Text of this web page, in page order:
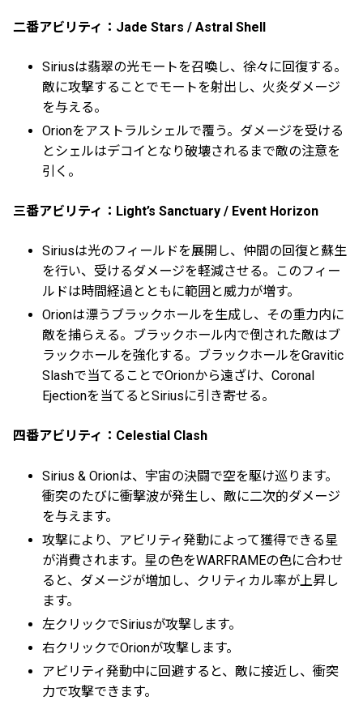
二番アビリティ：Jade Stars / Astral Shell
Siriusは翡翠の光モートを召喚し、徐々に回復する。
敵に攻撃することでモートを射出し、火炎ダメージ
を与える。
Orionをアストラルシェルで覆う。ダメージを受ける
とシェルはデコイとなり破壊されるまで敵の注意を
引く。
三番アビリティ：Light’s Sanctuary / Event Horizon
Siriusは光のフィールドを展開し、仲間の回復と蘇生
を行い、受けるダメージを軽減させる。このフィー
ルドは時間経過とともに範囲と威力が増す。
Orionは漂うブラックホールを生成し、その重力内に
敵を捕らえる。ブラックホール内で倒された敵はブ
ラックホールを強化する。ブラックホールをGravitic
Slashで当てることでOrionから遠ざけ、Coronal
Ejectionを当てるとSiriusに引き寄せる。
四番アビリティ：Celestial Clash
Sirius & Orionは、宇宙の決闘で空を駆け巡ります。
衝突のたびに衝撃波が発生し、敵に二次的ダメージ
を与えます。
攻撃により、アビリティ発動によって獲得できる星
が消費されます。星の色をWARFRAMEの色に合わせ
ると、ダメージが増加し、クリティカル率が上昇し
ます。
左クリックでSiriusが攻撃します。
右クリックでOrionが攻撃します。
アビリティ発動中に回避すると、敵に接近し、衝突
力で攻撃できます。